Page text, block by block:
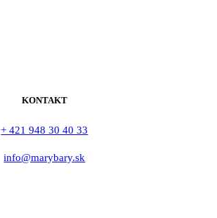
KONTAKT
+ 421 948 30 40 33
info@marybary.sk